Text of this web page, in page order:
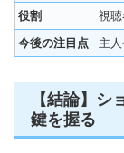
役割
視
今後の注目点
主
【結論】シ
鍵を握る